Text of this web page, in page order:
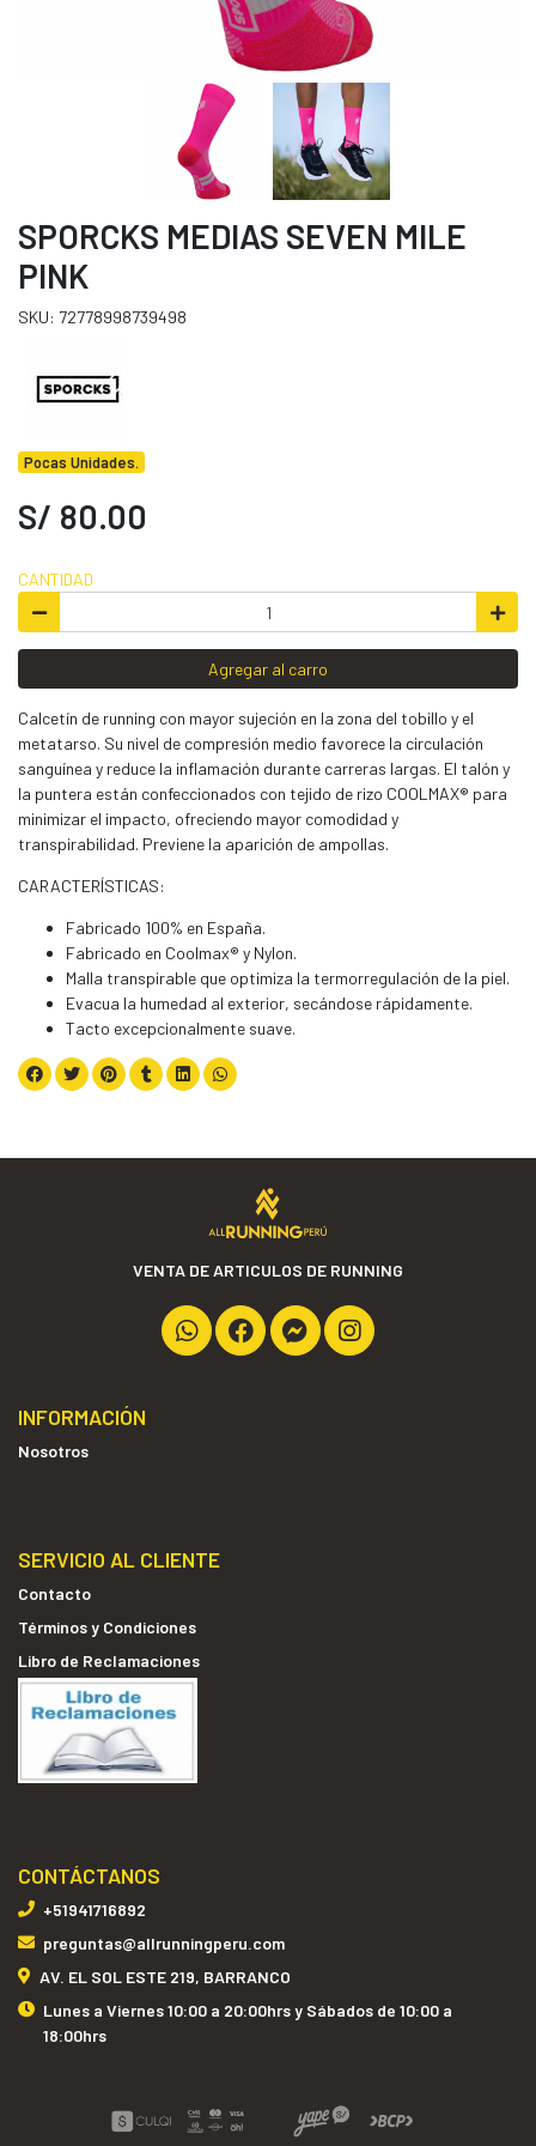
SPORCKS MEDIAS SEVEN MILE
PINK
SKU: 72778998739498
Pocas Unidades.
S/ 80.00
CANTIDAD
Agregar al carro
Calcetín de running con mayor sujeción en la zona del tobillo y el
metatarso. Su nivel de compresión medio favorece la circulación
sanguínea y reduce la inflamación durante carreras largas. El talón y
la puntera están confeccionados con tejido de rizo COOLMAX® para
minimizar el impacto, ofreciendo mayor comodidad y
transpirabilidad. Previene la aparición de ampollas.
CARACTERÍSTICAS:
Fabricado 100% en España.
Fabricado en Coolmax® y Nylon.
Malla transpirable que optimiza la termorregulación de la piel.
Evacua la humedad al exterior, secándose rápidamente.
Tacto excepcionalmente suave.
VENTA DE ARTICULOS DE RUNNING
INFORMACIÓN
Nosotros
SERVICIO AL CLIENTE
Contacto
Términos y Condiciones
Libro de Reclamaciones
CONTÁCTANOS
+51941716892
preguntas@allrunningperu.com
AV. EL SOL ESTE 219, BARRANCO
Lunes a Viernes 10:00 a 20:00hrs y Sábados de 10:00 a
18:00hrs